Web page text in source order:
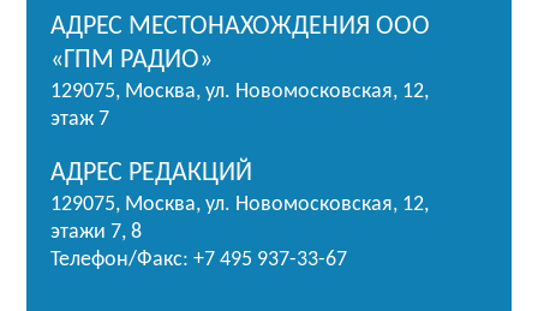
АДРЕС МЕСТОНАХОЖДЕНИЯ ООО
«ГПМ РАДИО»
129075, Москва, ул. Новомосковская, 12,
этаж 7
АДРЕС РЕДАКЦИЙ
129075, Москва, ул. Новомосковская, 12,
этажи 7, 8
Телефон/Факс: +7 495 937-33-67